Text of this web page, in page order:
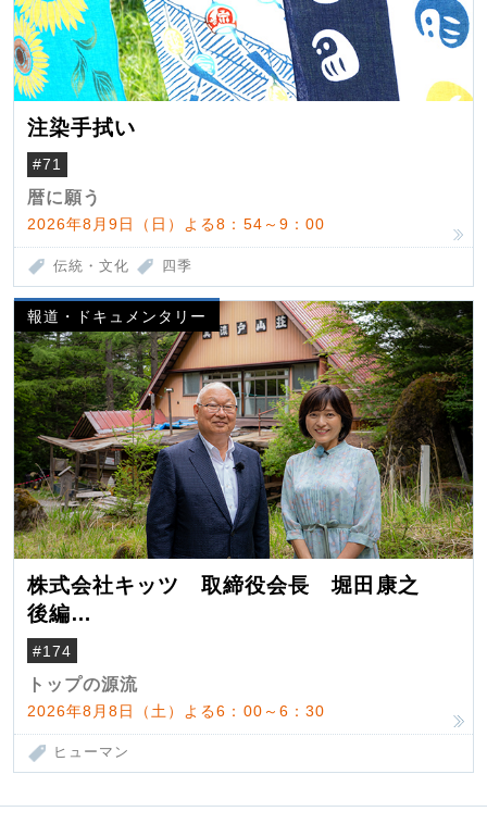
注染手拭い
#71
暦に願う
2026年8月9日（日）よる8：54～9：00
伝統・文化 四季
報道・ドキュメンタリー
株式会社キッツ 取締役会長 堀田康之
後編
米国駐在でも浮かんだ八ヶ岳 山小屋を営
んだ父母
#174
トップの源流
2026年8月8日（土）よる6：00～6：30
ヒューマン